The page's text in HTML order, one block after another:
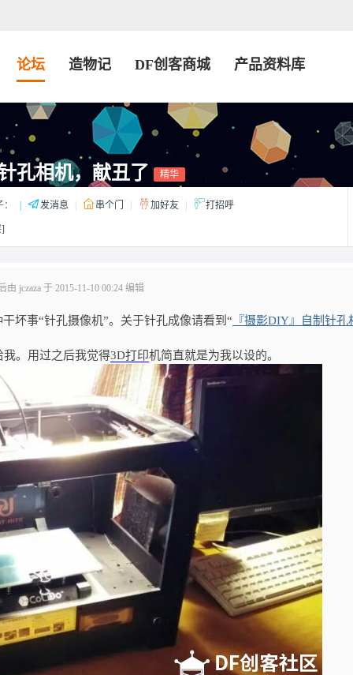
论坛 造物记 DF创客商城 产品资料库
孔相机，献丑了 精华
发消息 串个门 加好友 打招呼
由 jczaza 于 2015-11-10 00:24 编辑
坏事“针孔摄像机”。关于针孔成像请看到“ 『摄影DIY』自制针孔
。用过之后我觉得3D打印机简直就是为我以设的。